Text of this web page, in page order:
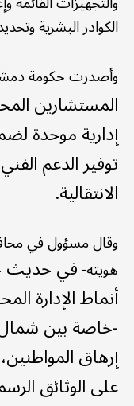
الكوادر البشرية
وأصدرت حكومة
المستشارين
إدارية موحدة
توفير الدعم
الانتقالية.
وقال مسؤول في
هويته-في حديث
أنماط الإدارة
-خاصة بين
إرهاق
على الوثائق